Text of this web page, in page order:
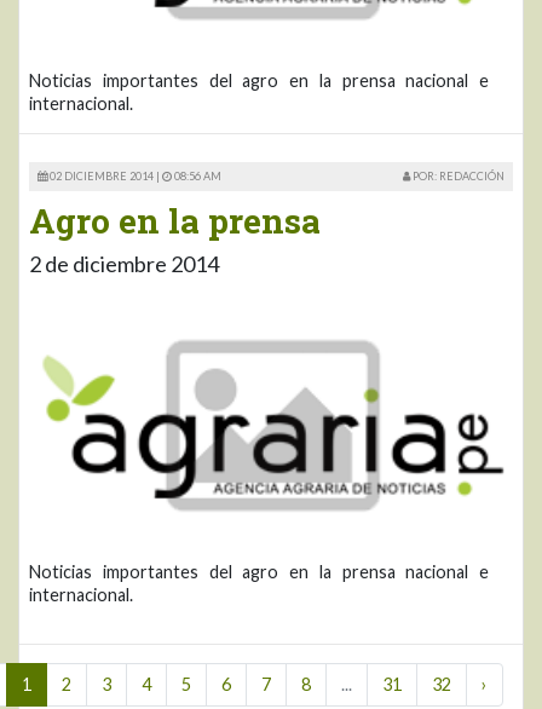
Noticias importantes del agro en la prensa nacional e
internacional.
02 DICIEMBRE 2014 | 08:56 AM POR: REDACCIÓN
Agro en la prensa
2 de diciembre 2014
Noticias importantes del agro en la prensa nacional e
internacional.
1 2 3 4 5 6 7 8 ... 31 32 ›